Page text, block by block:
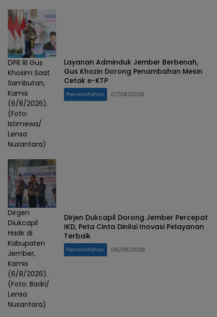
DPR RI Gus
Khosim Saat
Sambutan,
Kamis
(6/8/2026).
(Foto:
Istimewa/
Lensa
Nusantara)
Layanan Adminduk Jember Berbenah,
Gus Khozin Dorong Penambahan Mesin
Cetak e-KTP
Pemerintahan 07/08/2026
Dirgen
Diukcapil
Hadir di
Kabupaten
Jember,
Kamis
(6/8/2026).
(Foto: Badri/
Lensa
Nusantara)
Dirjen Dukcapil Dorong Jember Percepat
IKD, Peta Cinta Dinilai Inovasi Pelayanan
Terbaik
Pemerintahan 06/08/2026